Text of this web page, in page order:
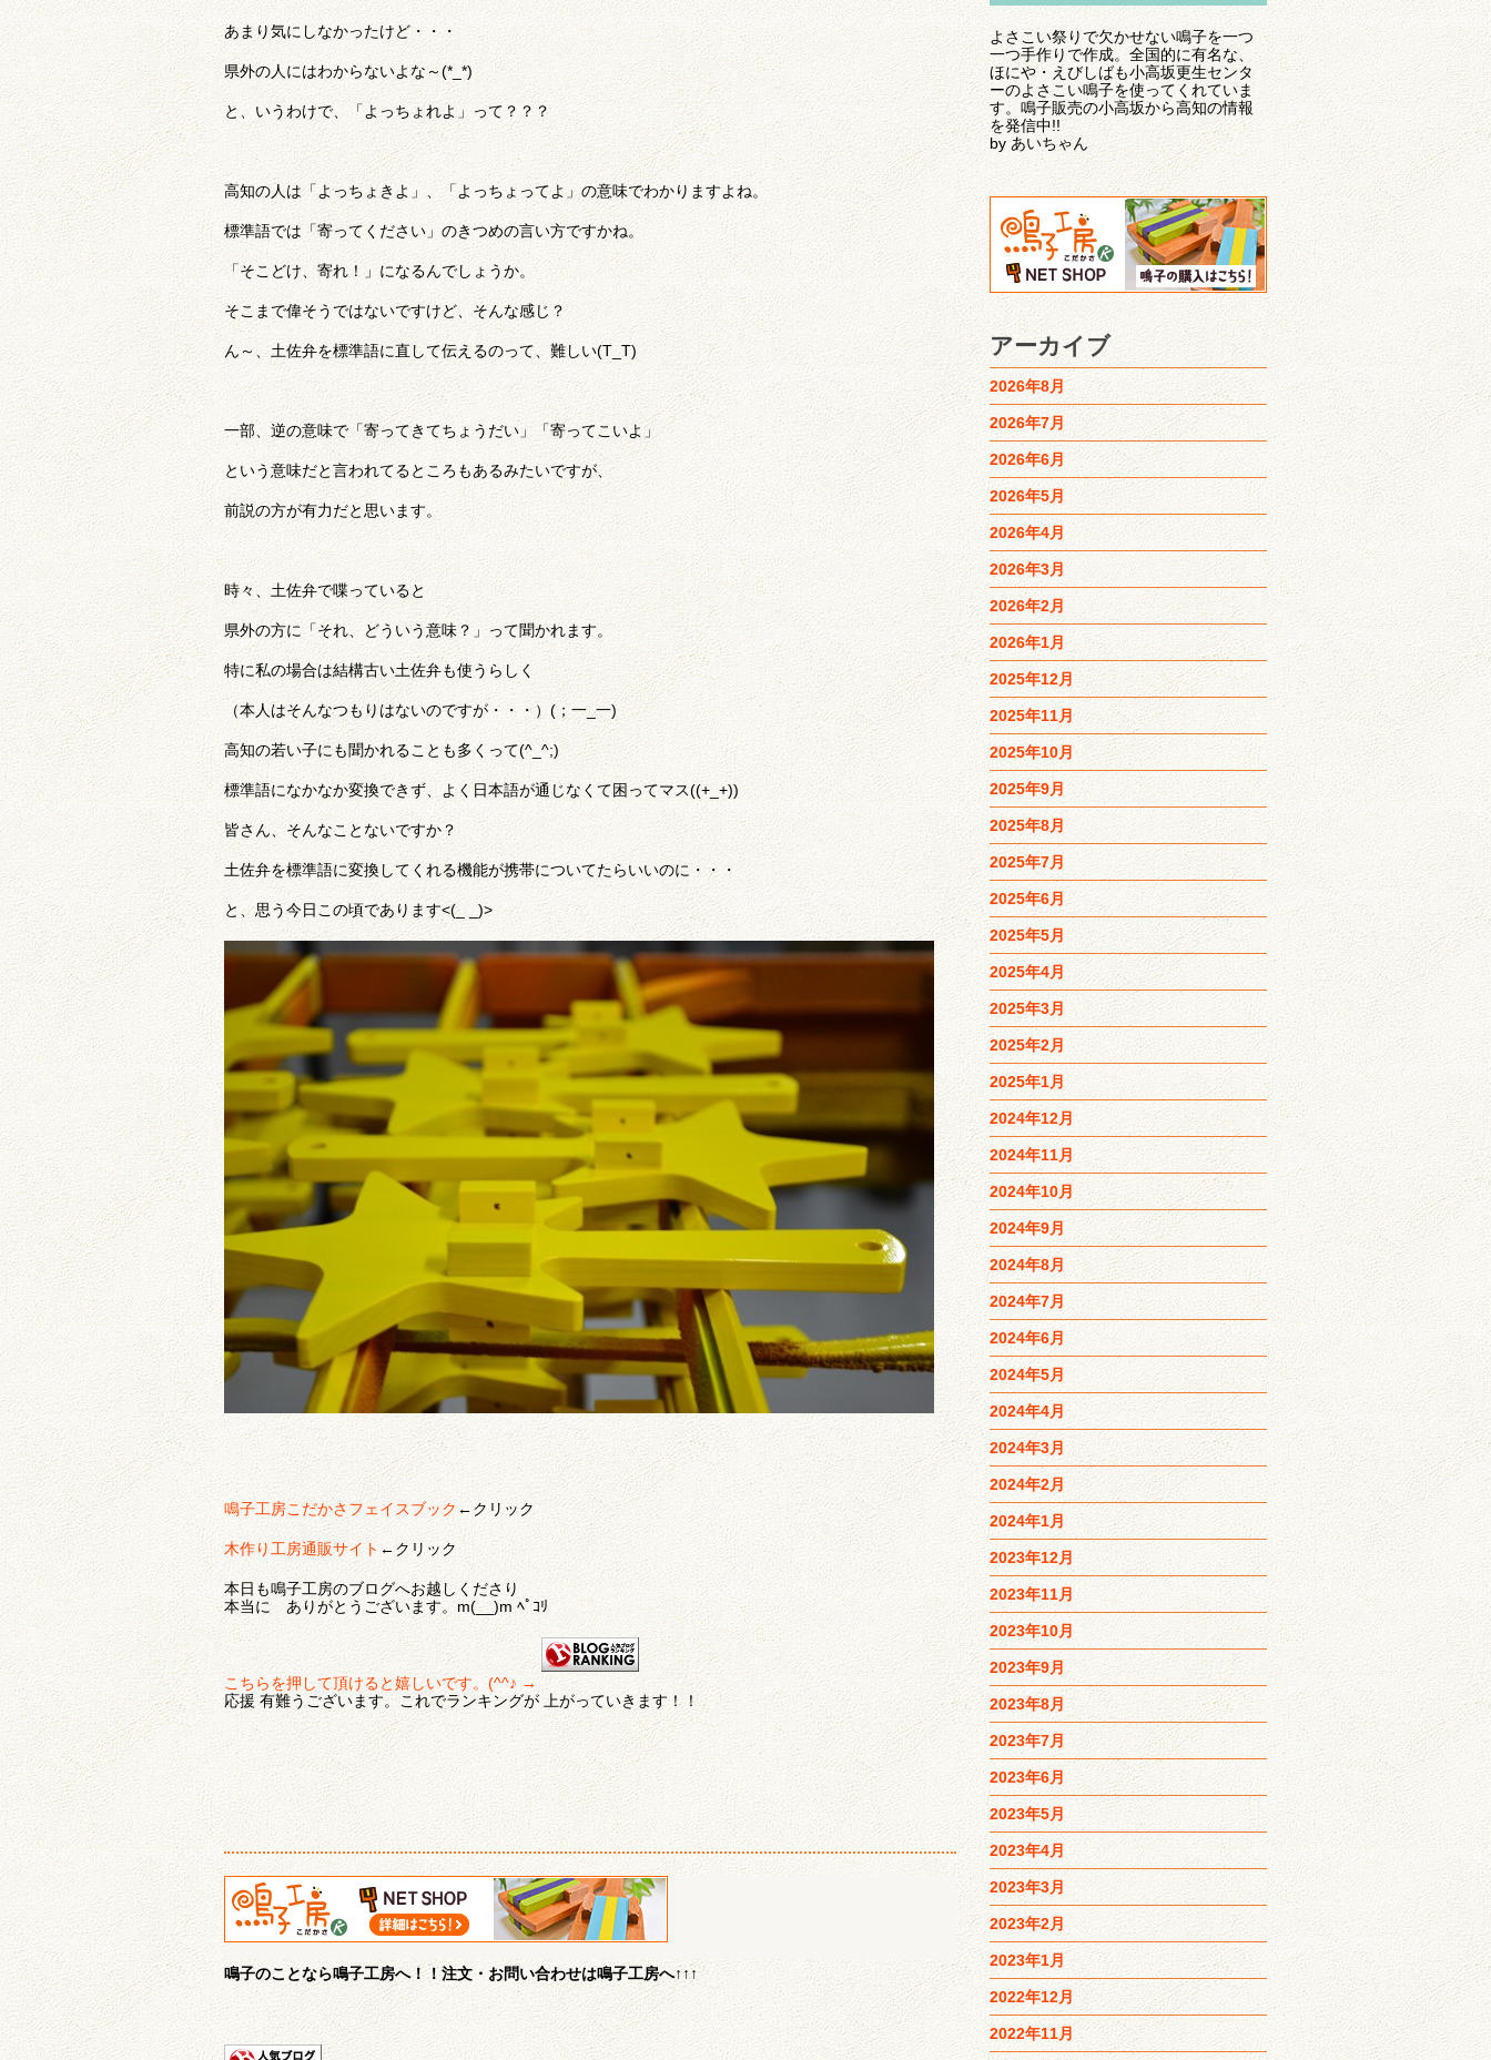
あまり気にしなかったけど・・・
県外の人にはわからないよな～(*_*)
と、いうわけで、「よっちょれよ」って？？？
高知の人は「よっちょきよ」、「よっちょってよ」の意味でわかりますよね。
標準語では「寄ってください」のきつめの言い方ですかね。
「そこどけ、寄れ！」になるんでしょうか。
そこまで偉そうではないですけど、そんな感じ？
ん～、土佐弁を標準語に直して伝えるのって、難しい(T_T)
一部、逆の意味で「寄ってきてちょうだい」「寄ってこいよ」
という意味だと言われてるところもあるみたいですが、
前説の方が有力だと思います。
時々、土佐弁で喋っていると
県外の方に「それ、どういう意味？」って聞かれます。
特に私の場合は結構古い土佐弁も使うらしく
（本人はそんなつもりはないのですが・・・）(；一_一)
高知の若い子にも聞かれることも多くって(^_^;)
標準語になかなか変換できず、よく日本語が通じなくて困ってマス((+_+))
皆さん、そんなことないですか？
土佐弁を標準語に変換してくれる機能が携帯についてたらいいのに・・・
と、思う今日この頃であります<(_ _)>
鳴子工房こだかさフェイスブック ←クリック
木作り工房通販サイト ←クリック
本日も鳴子工房のブログへお越しくださり
本当に ありがとうございます。m(__)m ﾍﾟｺﾘ
こちらを押して頂けると嬉しいです。(^^♪ →
応援 有難うございます。これでランキングが 上がっていきます！！
鳴子のことなら鳴子工房へ！！注文・お問い合わせは鳴子工房へ↑↑↑
よさこい祭りで欠かせない鳴子を一つ
一つ手作りで作成。全国的に有名な、
ほにや・えびしばも小高坂更生センタ
ーのよさこい鳴子を使ってくれていま
す。鳴子販売の小高坂から高知の情報
を発信中!!
by あいちゃん
アーカイブ
2026年8月
2026年7月
2026年6月
2026年5月
2026年4月
2026年3月
2026年2月
2026年1月
2025年12月
2025年11月
2025年10月
2025年9月
2025年8月
2025年7月
2025年6月
2025年5月
2025年4月
2025年3月
2025年2月
2025年1月
2024年12月
2024年11月
2024年10月
2024年9月
2024年8月
2024年7月
2024年6月
2024年5月
2024年4月
2024年3月
2024年2月
2024年1月
2023年12月
2023年11月
2023年10月
2023年9月
2023年8月
2023年7月
2023年6月
2023年5月
2023年4月
2023年3月
2023年2月
2023年1月
2022年12月
2022年11月